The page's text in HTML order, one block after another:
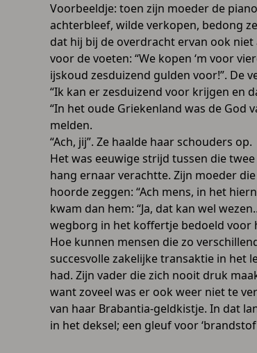
Voorbeeldje: toen zijn moeder de
achterbleef, wilde verkopen, bedong
dat hij bij de overdracht ervan ook
voor de voeten: “We kopen ‘m voor
ijskoud zesduizend gulden voor!”. De
“Ik kan er zesduizend voor krijgen en
“In het oude Griekenland was de God
melden.
“Ach, jij”. Ze haalde haar schouders op.
Het was eeuwige strijd tussen die
hang ernaar verachtte. Zijn moeder
hoorde zeggen: “Ach mens, in het
kwam dan hem: “Ja, dat kan wel
wegborg in het koffertje bedoeld voor
Hoe kunnen mensen die zo
succesvolle zakelijke transaktie in het
had. Zijn vader die zich nooit druk
want zoveel was er ook weer niet te
van haar Brabantia-geldkistje. In dat
in het deksel; een gleuf voor